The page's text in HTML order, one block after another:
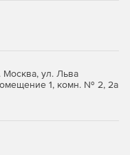
Москва, ул. Льва
1, комн. № 2, 2а